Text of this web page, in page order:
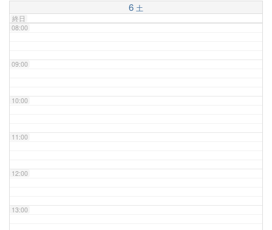
6 土
終日
08:00
09:00
10:00
11:00
12:00
13:00